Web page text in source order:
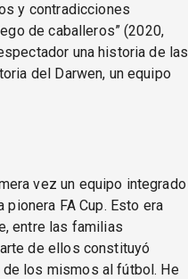
y contradicciones
de caballeros” (2020,
una historia de las
del Darwen, un equipo
vez un equipo integrado
FA Cup. Esto era
entre las familias
de ellos constituyó
los mismos al fútbol. He